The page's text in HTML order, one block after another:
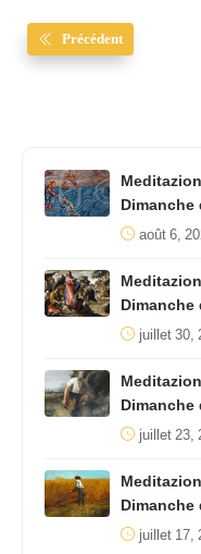
Précédent
août 6,
juillet 30,
juillet 23,
juillet 17,